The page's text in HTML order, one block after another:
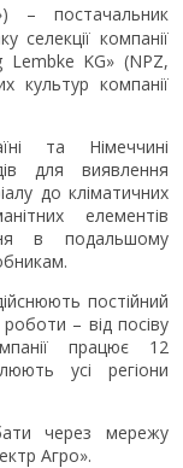
– постачальник
селекції компанії
Lembke KG» (NPZ,
культур компанії
та Німеччині
для виявлення
до кліматичних
елементів
в подальшому
постійний
роботи – від посіву
працює 12
усі регіони
через мережу
Агро».